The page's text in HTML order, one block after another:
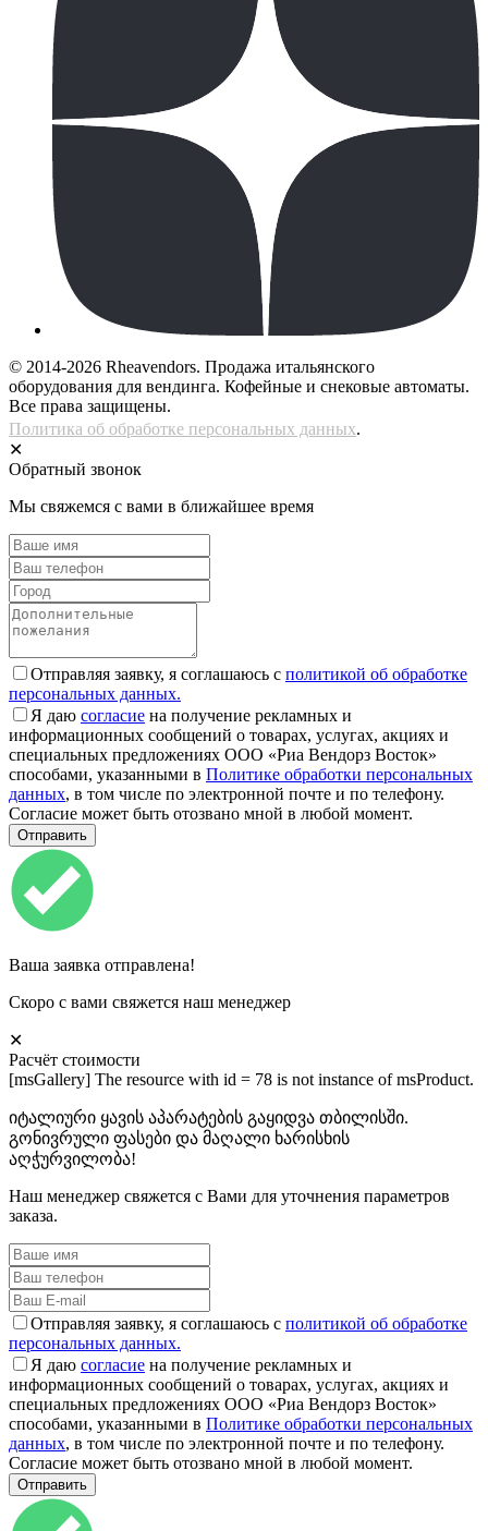
© 2014-2026 Rheavendors. Продажа итальянского
оборудования для вендинга. Кофейные и снековые автоматы.
Все права защищены.
Политика об обработке персональных данных.
✕
Обратный звонок
Мы свяжемся с вами в ближайшее время
Отправляя заявку, я соглашаюсь с политикой об обработке
персональных данных.
Я даю согласие на получение рекламных и
информационных сообщений о товарах, услугах, акциях и
специальных предложениях ООО «Риа Вендорз Восток»
способами, указанными в Политике обработки персональных
данных, в том числе по электронной почте и по телефону.
Согласие может быть отозвано мной в любой момент.
Ваша заявка отправлена!
Скоро с вами свяжется наш менеджер
✕
Расчёт стоимости
[msGallery] The resource with id = 78 is not instance of msProduct.
იტალიური ყავის აპარატების გაყიდვა თბილისში.
გონივრული ფასები და მაღალი ხარისხის
აღჭურვილობა!
Наш менеджер свяжется с Вами для уточнения параметров
заказа.
Отправляя заявку, я соглашаюсь с политикой об обработке
персональных данных.
Я даю согласие на получение рекламных и
информационных сообщений о товарах, услугах, акциях и
специальных предложениях ООО «Риа Вендорз Восток»
способами, указанными в Политике обработки персональных
данных, в том числе по электронной почте и по телефону.
Согласие может быть отозвано мной в любой момент.